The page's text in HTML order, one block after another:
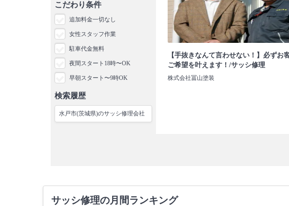
こだわり条件
追加料金一切なし
女性スタッフ作業
駐車代金無料
夜間スタート18時〜OK
早朝スタート〜9時OK
検索履歴
水戸市(茨城県)のサッシ修理会社
【手抜きなんて言わせない！】必ずお
ご希望を叶えます！/サッシ修理
株式会社冨山塗装
サッシ修理の月間ランキング